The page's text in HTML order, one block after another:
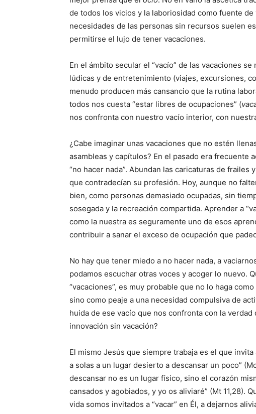
de todos los vicios y la laboriosidad como fuente
necesidades de las personas sin recursos suelen
permitirse el lujo de tener vacaciones.
En el ámbito secular el “vacío” de las vacaciones
lúdicas y de entretenimiento (viajes, excursiones,
menudo producen más cansancio que la rutina
todos nos cuesta “estar libres de ocupaciones” (
nos confronta con nuestro vacío interior, con
¿Cabe imaginar unas vacaciones que no estén
asambleas y capítulos? En el pasado era frecuente
“no hacer nada”. Abundan las caricaturas de
que contradecían su profesión. Hoy, aunque no
bien, como personas demasiado ocupadas, sin
sosegada y la recreación compartida. Aprender a
como la nuestra es seguramente uno de esos
contribuir a sanar el exceso de ocupación que
No hay que tener miedo a no hacer nada, a
podamos escuchar otras voces y acoger lo nuevo.
“vacaciones”, es muy probable que no lo haga
sino como peaje a una necesidad compulsiva de
huida de ese vacío que nos confronta con la
innovación sin vacación?
El mismo Jesús que siempre trabaja es el que
a solas a un lugar desierto a descansar un poco”
descansar no es un lugar físico, sino el corazón
cansados y agobiados, y yo os aliviaré” (Mt 11,28).
vida somos invitados a “vacar” en Él, a dejarnos